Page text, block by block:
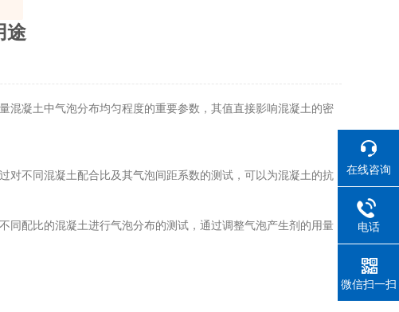
途
凝土中气泡分布均匀程度的重要参数，其值直接影响混凝土的密
不同混凝土配合比及其气泡间距系数的测试，可以为混凝土的抗
配比的混凝土进行气泡分布的测试，通过调整气泡产生剂的用量
在线咨询
电话
微信扫一扫